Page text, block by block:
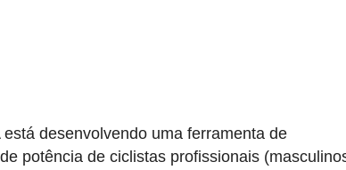
desenvolvendo uma ferramenta de
potência de ciclistas profissionais